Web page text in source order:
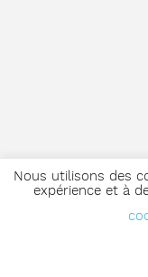
Nous utilisons des
expérience et à